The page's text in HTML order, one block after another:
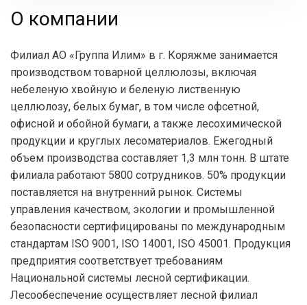
О компании
Филиал АО «Группа Илим» в г. Коряжме занимается
производством товарной целлюлозы, включая
небеленую хвойную и беленую лиственную
целлюлозу, белых бумаг, в том числе офсетной,
офисной и обойной бумаги, а также лесохимической
продукции и круглых лесоматериалов. Ежегодный
объем производства составляет 1,3 млн тонн. В штате
филиала работают 5800 сотрудников. 50% продукции
поставляется на внутренний рынок. Системы
управления качеством, экологии и промышленной
безопасности сертифицированы по международным
стандартам ISO 9001, ISO 14001, ISO 45001. Продукция
предприятия соответствует требованиям
Национальной системы лесной сертификации.
Лесообеспечение осуществляет лесной филиал